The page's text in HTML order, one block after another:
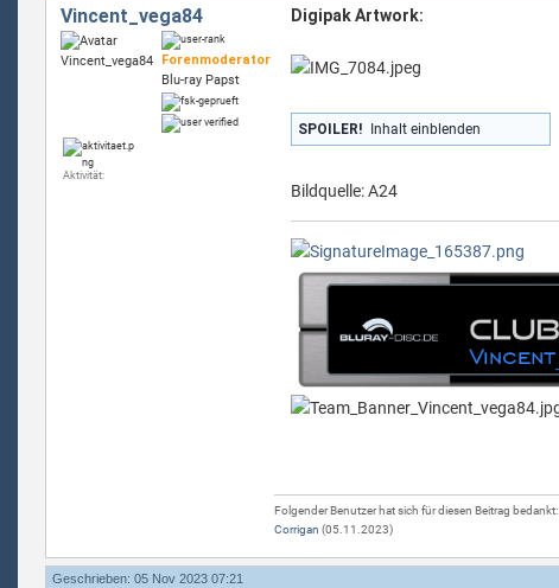
Vincent_vega84
Forenmoderator
Blu-ray Papst
Aktivität:
Digipak Artwork:
SPOILER! Inhalt einblenden
Bildquelle: A24
Folgender Benutzer hat sich für diesen Beitrag bedankt:
Corrigan (05.11.2023)
Geschrieben: 05 Nov 2023 07:21